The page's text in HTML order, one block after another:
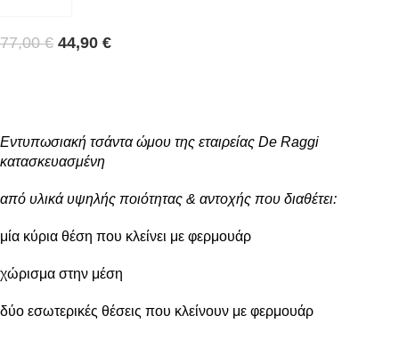
77,00€ 44,90 €
Εντυπωσιακή τσάντα ώμου της εταιρείας De Raggi
κατασκευασμένη
από υλικά υψηλής ποιότητας & αντοχής που διαθέτει:
μία κύρια θέση που κλείνει με φερμουάρ
χώρισμα στην μέση
δύο εσωτερικές θέσεις που κλείνουν με φερμουάρ